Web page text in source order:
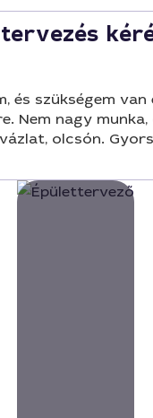
és szükségem
Nem nagy munka,
olcsón.